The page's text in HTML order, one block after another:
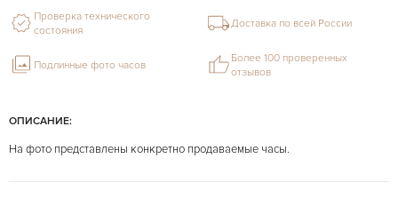
ОПИСАНИЕ:
На фото представлены конкретно продаваемые часы.
Проверка технического
состояния
Доставка по всей России
Подлинные фото часов
Более 100 проверенных
отзывов